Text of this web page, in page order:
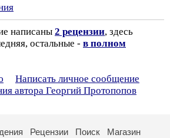
написаны 2 рецензии, здесь
остальные - в полном
Написать личное сообщение
автора Георгий Протопопов
Рецензии Поиск Магазин